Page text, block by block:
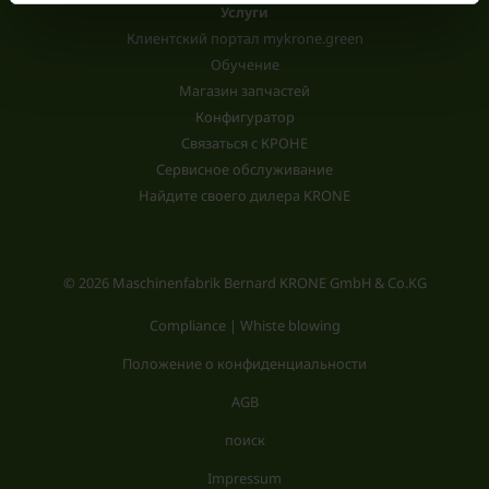
Услуги
Клиентский портал mykrone.green
Обучение
Магазин запчастей
Конфигуратор
Связаться с КРОНЕ
Сервисное обслуживание
Найдите своего дилера KRONE
© 2026 Maschinenfabrik Bernard KRONE GmbH & Co.KG
Compliance | Whiste blowing
Положение о конфиденциальности
AGB
поиск
Impressum